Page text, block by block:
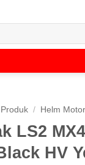
/ Helm Motor
LS2
HV